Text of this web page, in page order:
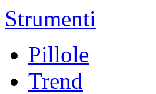
Strumenti
Pillole
Trend